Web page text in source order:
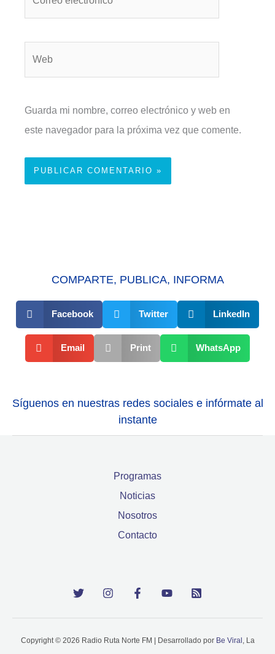
Guarda mi nombre, correo electrónico y web en
este navegador para la próxima vez que comente.
COMPARTE, PUBLICA, INFORMA
Facebook Twitter LinkedIn
Email Print WhatsApp
Síguenos en nuestras redes sociales e infórmate al
instante
Programas
Noticias
Nosotros
Contacto
Copyright © 2026 Radio Ruta Norte FM | Desarrollado por Be Viral , La